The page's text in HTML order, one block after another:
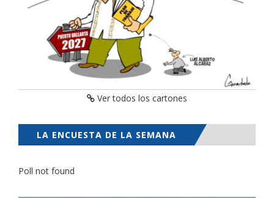
Ver todos los cartones
LA ENCUESTA DE LA SEMANA
Poll not found